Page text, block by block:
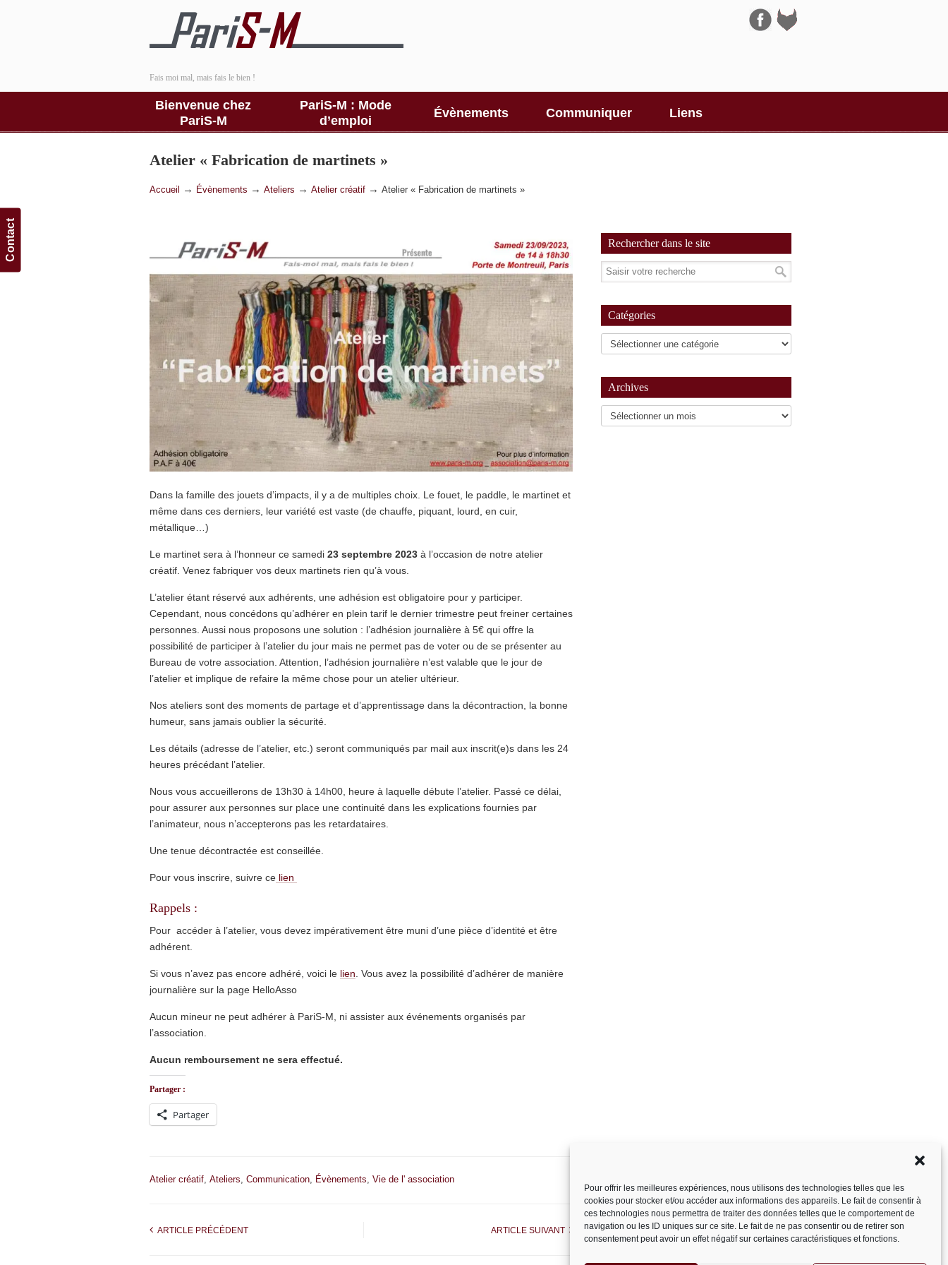
Pour offrir les meilleures expériences, nous utilisons des technologies telles que les
cookies pour stocker et/ou accéder aux informations des appareils. Le fait de consentir à
ces technologies nous permettra de traiter des données telles que le comportement de
navigation ou les ID uniques sur ce site. Le fait de ne pas consentir ou de retirer son
consentement peut avoir un effet négatif sur certaines caractéristiques et fonctions.
Contact
Fais moi mal, mais fais le bien !
Bienvenue chez
PariS-M
PariS-M : Mode
d’emploi
Évènements Communiquer Liens
Navigation
Atelier « Fabrication de martinets »
Accueil → Évènements → Ateliers → Atelier créatif → Atelier « Fabrication de martinets »
Dans la famille des jouets d’impacts, il y a de multiples choix. Le fouet, le paddle, le martinet et
même dans ces derniers, leur variété est vaste (de chauffe, piquant, lourd, en cuir,
métallique…)
Le martinet sera à l’honneur ce samedi 23 septembre 2023 à l’occasion de notre atelier
créatif. Venez fabriquer vos deux martinets rien qu’à vous.
L’atelier étant réservé aux adhérents, une adhésion est obligatoire pour y participer.
Cependant, nous concédons qu’adhérer en plein tarif le dernier trimestre peut freiner certaines
personnes. Aussi nous proposons une solution : l’adhésion journalière à 5€ qui offre la
possibilité de participer à l’atelier du jour mais ne permet pas de voter ou de se présenter au
Bureau de votre association. Attention, l’adhésion journalière n’est valable que le jour de
l’atelier et implique de refaire la même chose pour un atelier ultérieur.
Nos ateliers sont des moments de partage et d’apprentissage dans la décontraction, la bonne
humeur, sans jamais oublier la sécurité.
Les détails (adresse de l’atelier, etc.) seront communiqués par mail aux inscrit(e)s dans les 24
heures précédant l’atelier.
Nous vous accueillerons de 13h30 à 14h00, heure à laquelle débute l’atelier. Passé ce délai,
pour assurer aux personnes sur place une continuité dans les explications fournies par
l’animateur, nous n’accepterons pas les retardataires.
Une tenue décontractée est conseillée.
Pour vous inscrire, suivre ce lien
Rappels :
Pour accéder à l’atelier, vous devez impérativement être muni d’une pièce d’identité et être
adhérent.
Si vous n’avez pas encore adhéré, voici le lien . Vous avez la possibilité d’adhérer de manière
journalière sur la page HelloAsso
Aucun mineur ne peut adhérer à PariS-M, ni assister aux événements organisés par
l’association.
Aucun remboursement ne sera effectué.
Partager :
Partager
Atelier créatif Ateliers Communication Évènements Vie de l' association
ARTICLE PRÉCÉDENT ARTICLE SUIVANT
Rechercher dans le site
Catégories
Archives
Archives